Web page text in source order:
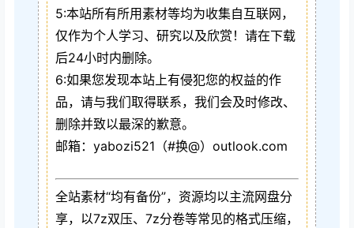
5:本站所有所用素材等均为收集自互联网，
仅作为个人学习、研究以及欣赏！请在下载
后24小时内删除。
6:如果您发现本站上有侵犯您的权益的作
品，请与我们取得联系，我们会及时修改、
删除并致以最深的歉意。
邮箱：yabozi521（#换@）outlook.com
全站素材“均有备份”，资源均以主流网盘分
享，以7z双压、7z分卷等常见的格式压缩，